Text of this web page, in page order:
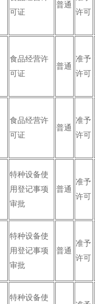
可证
普通
许可
食品经营许
可证
普通
准予
许可
食品经营许
可证
普通
准予
许可
特种设备使
用登记事项
审批
普通
准予
许可
特种设备使
用登记事项
审批
普通
准予
许可
特种设备使